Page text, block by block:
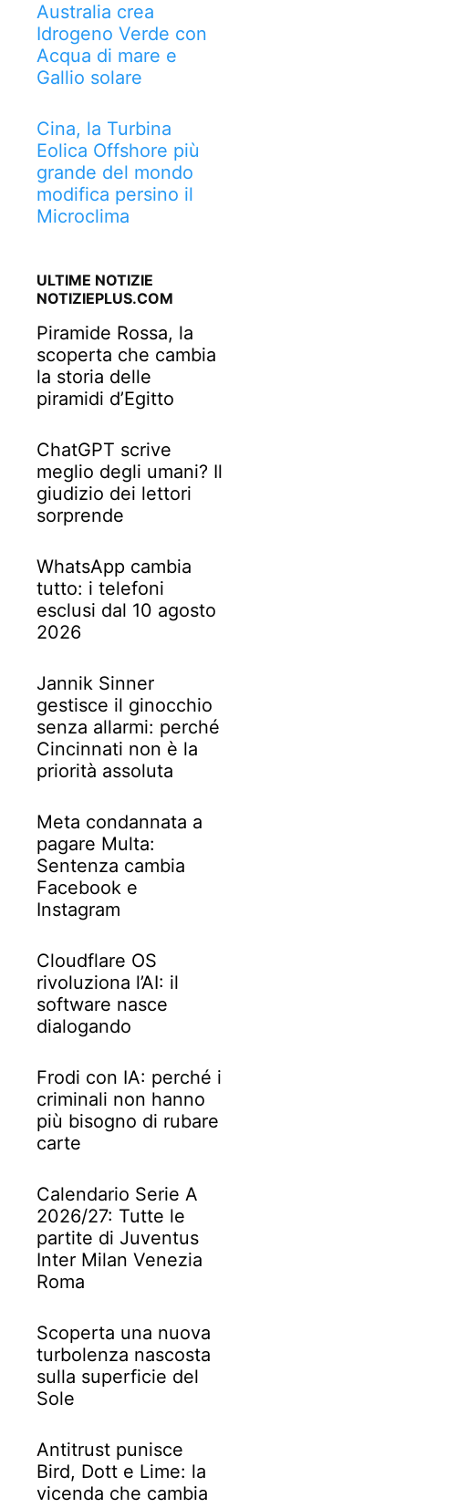
Australia crea
Idrogeno Verde con
Acqua di mare e
Gallio solare
Cina, la Turbina
Eolica Offshore più
grande del mondo
modifica persino il
Microclima
ULTIME NOTIZIE
NOTIZIEPLUS.COM
Piramide Rossa, la
scoperta che cambia
la storia delle
piramidi d’Egitto
ChatGPT scrive
meglio degli umani? Il
giudizio dei lettori
sorprende
WhatsApp cambia
tutto: i telefoni
esclusi dal 10 agosto
2026
Jannik Sinner
gestisce il ginocchio
senza allarmi: perché
Cincinnati non è la
priorità assoluta
Meta condannata a
pagare Multa:
Sentenza cambia
Facebook e
Instagram
Cloudflare OS
rivoluziona l’AI: il
software nasce
dialogando
Frodi con IA: perché i
criminali non hanno
più bisogno di rubare
carte
Calendario Serie A
2026/27: Tutte le
partite di Juventus
Inter Milan Venezia
Roma
Scoperta una nuova
turbolenza nascosta
sulla superficie del
Sole
Antitrust punisce
Bird, Dott e Lime: la
vicenda che cambia